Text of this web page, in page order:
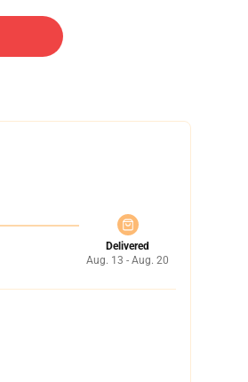
Delivered
Aug. 13 - Aug. 20